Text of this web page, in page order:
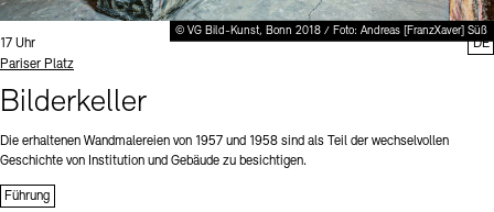
© VG Bild-Kunst, Bonn 2018 / Foto: Andreas [FranzXaver] Süß
Uhrzeit:
17 Uhr
Standort
Pariser Platz
Bilderkeller
Die erhaltenen Wandmalereien von 1957 und 1958 sind als Teil der wechselvollen
Geschichte von Institution und Gebäude zu besichtigen.
Führung
DE